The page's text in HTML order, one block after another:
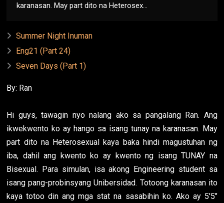
karanasan. May part dito na Heterosex...
Summer Night Inuman
Eng21 (Part 24)
Seven Days (Part 1)
By: Ran
Hi guys, tawagin nyo nalang ako sa pangalang Ran. Ang
ikwekwento ko ay hango sa isang tunay na karanasan. May
part dito na Heterosexual kaya baka hindi magustuhan ng
iba, dahil ang kwento ko ay kwento ng isang TUNAY na
Bisexual. Para simulan, isa akong Engineering student sa
isang pang-probinsyang Unibersidad. Totoong karanasan ito
kaya totoo din ang mga stat na sasabihin ko. Ako ay 5'5"